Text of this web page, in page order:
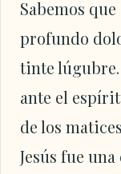
Sabemos
profundo
tinte
ante el
de los
Jesús fue